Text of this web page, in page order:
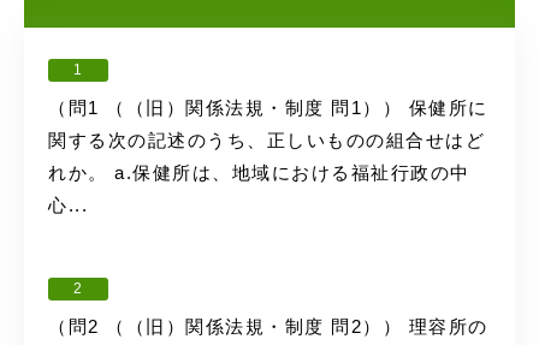
1
（問1 （（旧）関係法規・制度 問1）） 保健所に
関する次の記述のうち、正しいものの組合せはど
れか。 a.保健所は、地域における福祉行政の中
心...
2
（問2 （（旧）関係法規・制度 問2）） 理容所の